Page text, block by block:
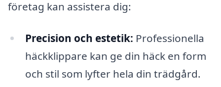
företag kan assistera dig:
Precision och estetik: Professionella
häckklippare kan ge din häck en form
och stil som lyfter hela din trädgård.